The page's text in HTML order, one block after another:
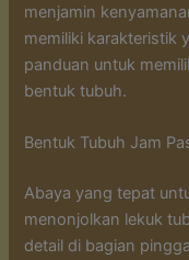
menjamin
memiliki karakteristik
panduan untuk
bentuk tubuh.
Bentuk Tubuh Jam
Abaya yang tepat
menonjolkan lekuk
detail di bagian